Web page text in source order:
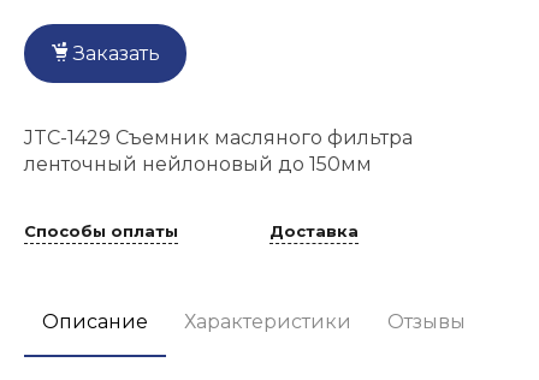
Заказать
JTC-1429 Съемник масляного фильтра
ленточный нейлоновый до 150мм
Способы оплаты Доставка
Описание Характеристики Отзывы